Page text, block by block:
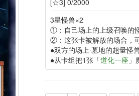
3星怪兽×2
①：自己场上的上级召唤的
②：这张卡被解放的场合，
●双方的场上·墓地的超量怪
●从卡组把1张「道化一座